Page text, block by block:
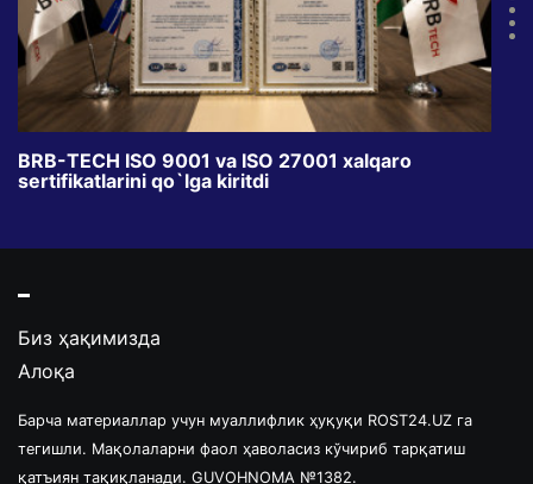
BRB-TECH ISO 9001 va ISO 27001 xalqaro
sertifikatlarini qo`lga kiritdi
Биз ҳақимизда
Алоқа
Барча материаллар учун муаллифлик ҳуқуқи ROST24.UZ га
тегишли. Мақолаларни фаол ҳаволасиз кўчириб тарқатиш
қатъиян тақиқланади. GUVOHNOMA №1382.